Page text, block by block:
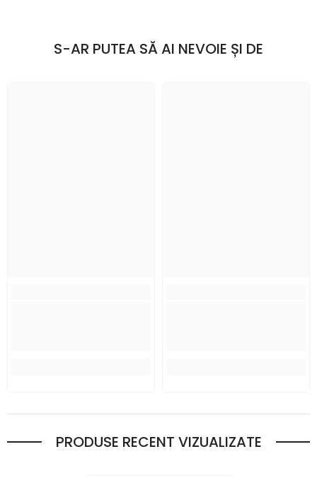
S-AR PUTEA SĂ AI NEVOIE ȘI DE
PRODUSE RECENT VIZUALIZATE